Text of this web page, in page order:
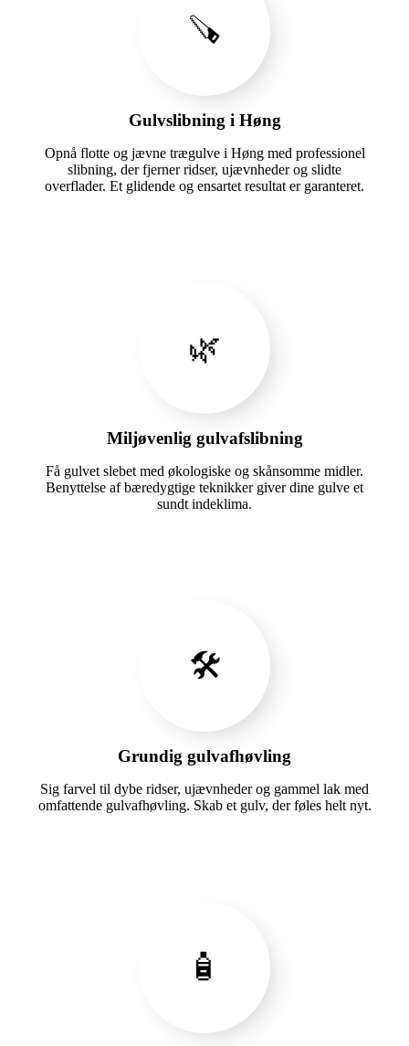
🪚
Gulvslibning i Høng
Opnå flotte og jævne trægulve i Høng med professionel
slibning, der fjerner ridser, ujævnheder og slidte
overflader. Et glidende og ensartet resultat er garanteret.
🌿
Miljøvenlig gulvafslibning
Få gulvet slebet med økologiske og skånsomme midler.
Benyttelse af bæredygtige teknikker giver dine gulve et
sundt indeklima.
🛠️
Grundig gulvafhøvling
Sig farvel til dybe ridser, ujævnheder og gammel lak med
omfattende gulvafhøvling. Skab et gulv, der føles helt nyt.
🧴